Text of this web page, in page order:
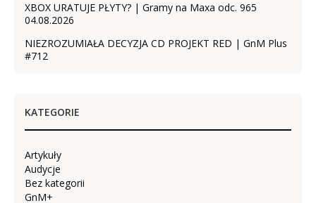
XBOX URATUJE PŁYTY? | Gramy na Maxa odc. 965
04.08.2026
NIEZROZUMIAŁA DECYZJA CD PROJEKT RED | GnM Plus
#712
KATEGORIE
Artykuły
Audycje
Bez kategorii
GnM+